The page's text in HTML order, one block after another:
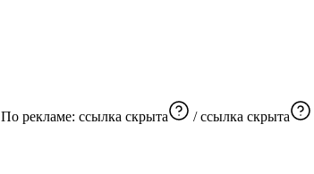
Лучший источник последних новостей и событий, происходящих в Кузьминках! По рекламе: ссылка скрыта /ссылка скрыта